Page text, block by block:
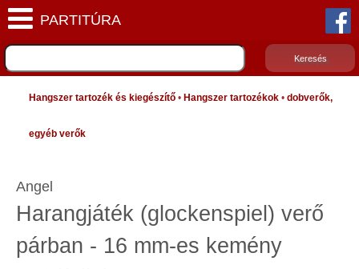
Hangszer tartozék és kiegészítő • Hangszer tartozékok • dobverők,
egyéb verők
Angel
Harangjáték (glockenspiel) verő
párban - 16 mm-es kemény